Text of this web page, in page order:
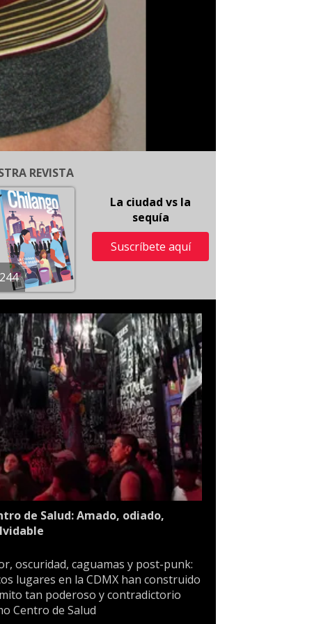
REVISTA
244
La ciudad vs la
sequía
Suscríbete aquí
de Salud: Amado, odiado,
oscuridad, caguamas y post-punk:
lugares en la CDMX han construido
tan poderoso y contradictorio
Centro de Salud